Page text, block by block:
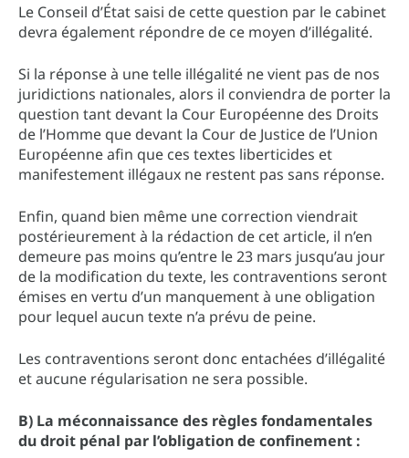
Le Conseil d’État saisi de cette question par le cabinet
devra également répondre de ce moyen d’illégalité.
Si la réponse à une telle illégalité ne vient pas de nos
juridictions nationales, alors il conviendra de porter la
question tant devant la Cour Européenne des Droits
de l’Homme que devant la Cour de Justice de l’Union
Européenne afin que ces textes liberticides et
manifestement illégaux ne restent pas sans réponse.
Enfin, quand bien même une correction viendrait
postérieurement à la rédaction de cet article, il n’en
demeure pas moins qu’entre le 23 mars jusqu’au jour
de la modification du texte, les contraventions seront
émises en vertu d’un manquement à une obligation
pour lequel aucun texte n’a prévu de peine.
Les contraventions seront donc entachées d’illégalité
et aucune régularisation ne sera possible.
B) La méconnaissance des règles fondamentales
du droit pénal par l’obligation de confinement :